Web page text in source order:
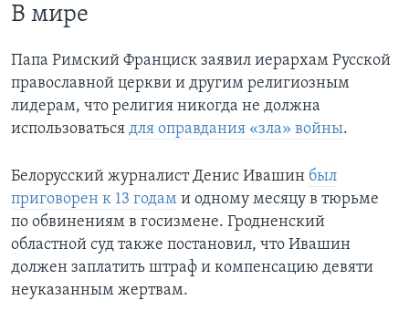
В мире
Папа Римский Франциск заявил иерархам Русской
православной церкви и другим религиозным
лидерам, что религия никогда не должна
использоваться для оправдания «зла» войны.
Белорусский журналист Денис Ивашин был
приговорен к 13 годам и одному месяцу в тюрьме
по обвинениям в госизмене. Гродненский
областной суд также постановил, что Ивашин
должен заплатить штраф и компенсацию девяти
неуказанным жертвам.